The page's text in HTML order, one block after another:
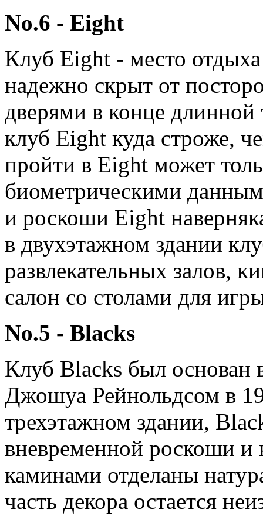
No.6 - Eight
Клуб Eight - место
надежно скрыт от
дверями в конце
клуб Eight куда строже,
пройти в Eight может
биометрическими
и роскоши Eight
в двухэтажном здании
развлекательных залов,
салон со столами для
No.5 - Blacks
Клуб Blacks был
Джошуа Рейнольдсом в
трехэтажном здании,
вневременной роскоши и
каминами отделаны
часть декора остается